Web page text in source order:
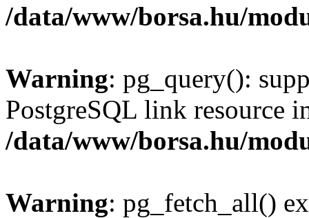
/data/www/borsa.hu/
Warning: pg_query():
PostgreSQL link resource
/data/www/borsa.hu/
Warning: pg_fetch_all()